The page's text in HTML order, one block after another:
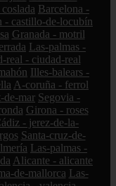
Barcelona -
- castillo-de-locubín
Granada - motril
Las-palmas -
real - ciudad-real
Illes-balears -
A-coruña - ferrol
de-mar Segovia -
Girona - roses
- jerez-de-la-
Santa-cruz-de-
Las-palmas -
Alicante - alicante
de-mallorca Las-